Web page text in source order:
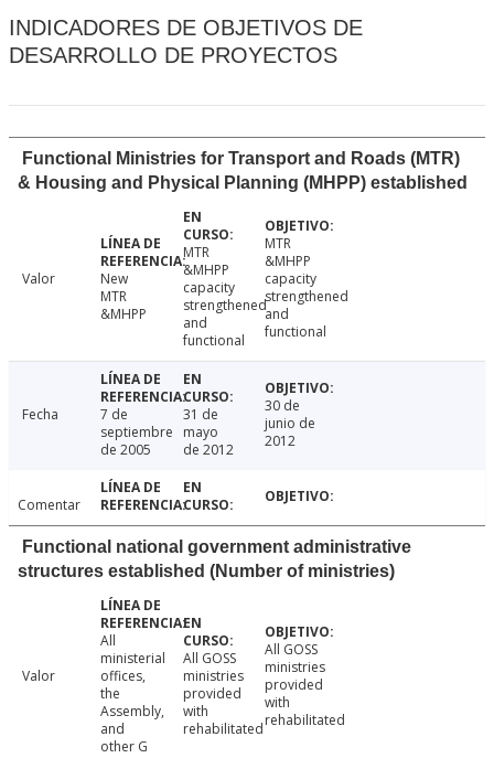
INDICADORES DE OBJETIVOS DE
DESARROLLO DE PROYECTOS
Functional Ministries for Transport and Roads (MTR)
& Housing and Physical Planning (MHPP) established
Valor
New
MTR
&MHPP
MTR
&MHPP
capacity
strengthened
and
functional
MTR
&MHPP
capacity
strengthened
and
functional
Fecha
7 de
septiembre
de 2005
31 de
mayo
de 2012
30 de
junio de
2012
Comentar
Functional national government administrative
structures established (Number of ministries)
Valor
All
ministerial
offices,
the
Assembly,
and
other G
All GOSS
ministries
provided
with
rehabilitated
All GOSS
ministries
provided
with
rehabilitated